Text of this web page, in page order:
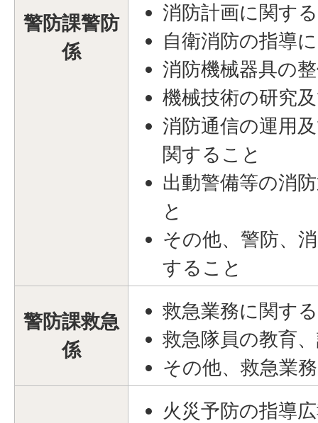
警防課警防
係
消防計画に関す
自衛消防の指導
消防機械器具の
機械技術の研究
消防通信の運用
関すること
出動警備等の消
と
その他、警防、
すること
警防課救急
係
救急業務に関す
救急隊員の教育
その他、救急業
火災予防の指導